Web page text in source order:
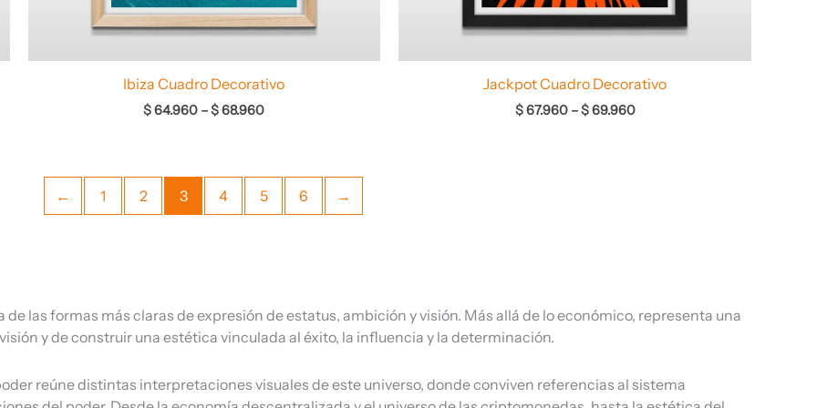
Ibiza Cuadro Decorativo
$64.960 –$68.960
Jackpot Cuadro Decorativo
$67.960 –$69.960
← 1 2 3 4 5 6 →
las formas más claras de expresión de estatus, ambición y visión. Más allá de lo económico, representa una
y de construir una estética vinculada al éxito, la influencia y la determinación.
reúne distintas interpretaciones visuales de este universo, donde conviven referencias al sistema